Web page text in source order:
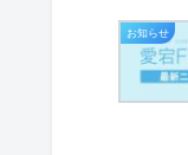
お知らせ